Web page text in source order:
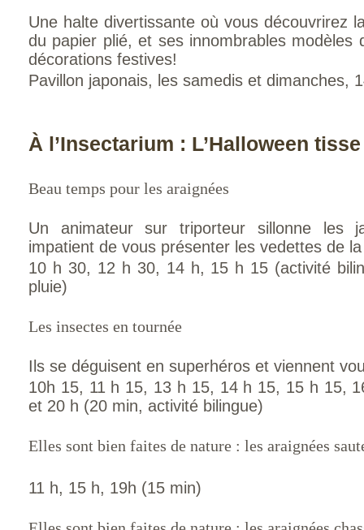
Une halte divertissante où vous découvrirez
du papier plié, et ses innombrables modèles
décorations festives!
Pavillon japonais, les samedis et dimanches,
À l’Insectarium : L’Halloween
Beau temps pour les araignées
Un animateur sur triporteur sillonne les
impatient de vous présenter les vedettes de
10 h 30, 12 h 30, 14 h, 15 h 15 (activité
pluie)
Les insectes en tournée
Ils se déguisent en superhéros et viennent
10h 15, 11 h 15, 13 h 15, 14 h 15, 15 h 15,
et 20 h (20 min, activité bilingue)
Elles sont bien faites de nature : les araignées
11 h, 15 h, 19h (15 min)